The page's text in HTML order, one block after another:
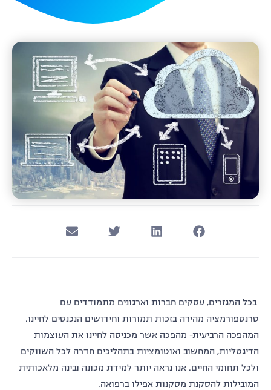
בכל המגזרים, עסקים חברות וארגונים מתמודדים עם
טרנספורמציה מהירה בזכות תמורות וחידושים הנכנסים לחיינו.
המהפכה הרביעית- מהפכה אשר מכניסה לחיינו את העוצמות
הדיגטליות, המחשוב ואוטומציות בתהליכים חדרה לכל השווקים
ולכל תחומי החיים. אנו נראה יותר למידת מכונה ובינה מלאכותית
המובילות להסקנת מסקנות אפילו ברפואה.